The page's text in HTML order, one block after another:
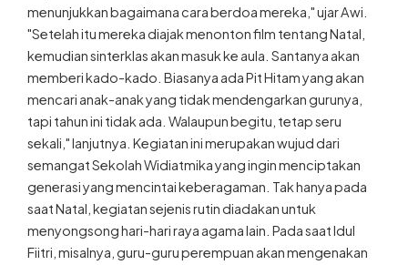
menunjukkan bagaimana cara berdoa mereka," ujar Awi.
"Setelah itu mereka diajak menonton film tentang Natal,
kemudian sinterklas akan masuk ke aula. Santanya akan
memberi kado-kado. Biasanya ada Pit Hitam yang akan
mencari anak-anak yang tidak mendengarkan gurunya,
tapi tahun ini tidak ada. Walaupun begitu, tetap seru
sekali," lanjutnya. Kegiatan ini merupakan wujud dari
semangat Sekolah Widiatmika yang ingin menciptakan
generasi yang mencintai keberagaman. Tak hanya pada
saat Natal, kegiatan sejenis rutin diadakan untuk
menyongsong hari-hari raya agama lain. Pada saat Idul
Fiitri, misalnya, guru-guru perempuan akan mengenakan